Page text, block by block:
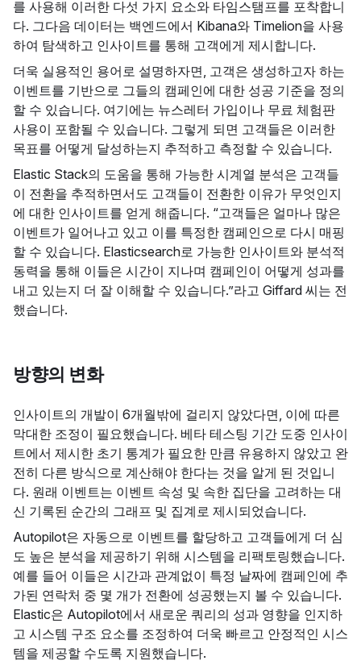
를 사용해 이러한 다섯 가지 요소와 타임스탬프를 포착합니
다. 그다음 데이터는 백엔드에서 Kibana와 Timelion을 사용
하여 탐색하고 인사이트를 통해 고객에게 제시합니다.
더욱 실용적인 용어로 설명하자면, 고객은 생성하고자 하는
이벤트를 기반으로 그들의 캠페인에 대한 성공 기준을 정의
할 수 있습니다. 여기에는 뉴스레터 가입이나 무료 체험판
사용이 포함될 수 있습니다. 그렇게 되면 고객들은 이러한
목표를 어떻게 달성하는지 추적하고 측정할 수 있습니다.
Elastic Stack의 도움을 통해 가능한 시계열 분석은 고객들
이 전환을 추적하면서도 고객들이 전환한 이유가 무엇인지
에 대한 인사이트를 얻게 해줍니다. “고객들은 얼마나 많은
이벤트가 일어나고 있고 이를 특정한 캠페인으로 다시 매핑
할 수 있습니다. Elasticsearch로 가능한 인사이트와 분석적
동력을 통해 이들은 시간이 지나며 캠페인이 어떻게 성과를
내고 있는지 더 잘 이해할 수 있습니다.”라고 Giffard 씨는 전
했습니다.
방향의 변화
인사이트의 개발이 6개월밖에 걸리지 않았다면, 이에 따른
막대한 조정이 필요했습니다. 베타 테스팅 기간 도중 인사이
트에서 제시한 초기 통계가 필요한 만큼 유용하지 않았고 완
전히 다른 방식으로 계산해야 한다는 것을 알게 된 것입니
다. 원래 이벤트는 이벤트 속성 및 속한 집단을 고려하는 대
신 기록된 순간의 그래프 및 집계로 제시되었습니다.
Autopilot은 자동으로 이벤트를 할당하고 고객들에게 더 심
도 높은 분석을 제공하기 위해 시스템을 리팩토링했습니다.
예를 들어 이들은 시간과 관계없이 특정 날짜에 캠페인에 추
가된 연락처 중 몇 개가 전환에 성공했는지 볼 수 있습니다.
Elastic은 Autopilot에서 새로운 쿼리의 성과 영향을 인지하
고 시스템 구조 요소를 조정하여 더욱 빠르고 안정적인 시스
템을 제공할 수도록 지원했습니다.